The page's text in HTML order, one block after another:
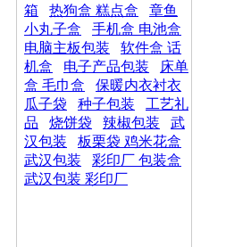
箱
热狗盒 糕点盒
章鱼
小丸子盒
手机盒 电池盒
电脑主板包装
软件盒 话
机盒
电子产品包装
床单
盒 毛巾盒
保暖内衣衬衣
瓜子袋
种子包装
工艺礼
品
烧饼袋 辣椒包装
武
汉包装
板栗袋 鸡米花盒
武汉包装
彩印厂 包装盒
武汉包装 彩印厂